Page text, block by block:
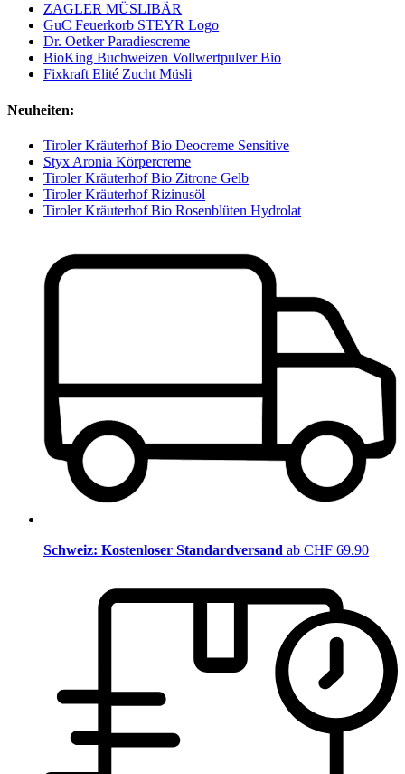
ZAGLER MÜSLIBÄR
GuC Feuerkorb STEYR Logo
Dr. Oetker Paradiescreme
BioKing Buchweizen Vollwertpulver Bio
Fixkraft Elité Zucht Müsli
Neuheiten:
Tiroler Kräuterhof Bio Deocreme Sensitive
Styx Aronia Körpercreme
Tiroler Kräuterhof Bio Zitrone Gelb
Tiroler Kräuterhof Rizinusöl
Tiroler Kräuterhof Bio Rosenblüten Hydrolat
Schweiz: Kostenloser Standardversand ab CHF 69.90